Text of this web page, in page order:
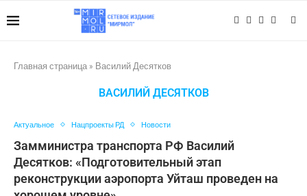
Главная страница » Василий Десятков
ВАСИЛИЙ ДЕСЯТКОВ
Актуальное Нацпроекты РД Новости
Замминистра транспорта РФ Василий
Десятков: «Подготовительный этап
реконструкции аэропорта Уйташ проведен на